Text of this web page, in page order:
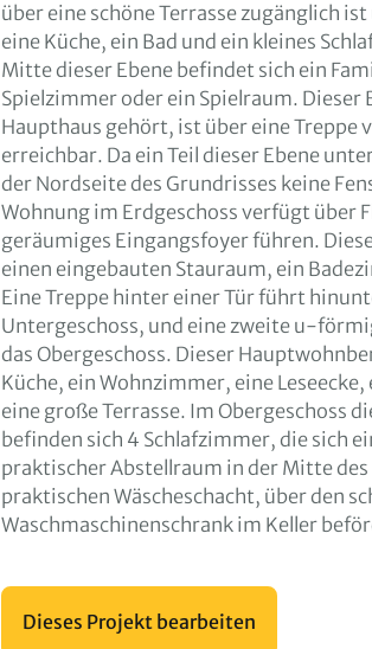
über eine schöne Terrasse zugänglich
eine Küche, ein Bad und ein kleines
Mitte dieser Ebene befindet sich ein
Spielzimmer oder ein Spielraum. Dieser
Haupthaus gehört, ist über eine Treppe
erreichbar. Da ein Teil dieser Ebene
der Nordseite des Grundrisses keine
Wohnung im Erdgeschoss verfügt über
geräumiges Eingangsfoyer führen.
einen eingebauten Stauraum, ein
Eine Treppe hinter einer Tür führt
Untergeschoss, und eine zweite u-
das Obergeschoss. Dieser
Küche, ein Wohnzimmer, eine
eine große Terrasse. Im Obergeschoss
befinden sich 4 Schlafzimmer, die sich
praktischer Abstellraum in der Mitte des
praktischen Wäscheschacht, über den
Waschmaschinenschrank im Keller
Dieses Projekt bearbeiten